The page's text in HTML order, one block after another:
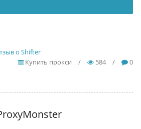
о Shifter
Купить прокси
/ 584 / 0